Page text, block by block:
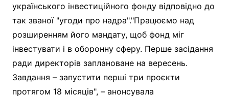
українського інвестиційного фонду відповідно до
так званої "угоди про надра"."Працюємо над
розширенням його мандату, щоб фонд міг
інвестувати і в оборонну сферу. Перше засідання
ради директорів заплановане на вересень.
Завдання – запустити перші три проєкти
протягом 18 місяців", – анонсувала